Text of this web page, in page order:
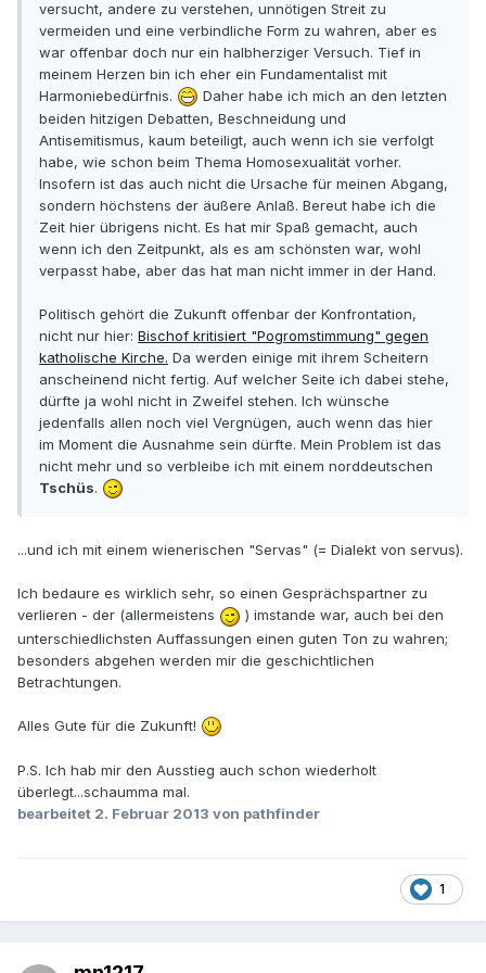
versucht, andere zu verstehen, unnötigen Streit zu
vermeiden und eine verbindliche Form zu wahren, aber es
war offenbar doch nur ein halbherziger Versuch. Tief in
meinem Herzen bin ich eher ein Fundamentalist mit
Harmoniebedürfnis.
Daher habe ich mich an den letzten
beiden hitzigen Debatten, Beschneidung und
Antisemitismus, kaum beteiligt, auch wenn ich sie verfolgt
habe, wie schon beim Thema Homosexualität vorher.
Insofern ist das auch nicht die Ursache für meinen Abgang,
sondern höchstens der äußere Anlaß. Bereut habe ich die
Zeit hier übrigens nicht. Es hat mir Spaß gemacht, auch
wenn ich den Zeitpunkt, als es am schönsten war, wohl
verpasst habe, aber das hat man nicht immer in der Hand.
Politisch gehört die Zukunft offenbar der Konfrontation,
nicht nur hier: Bischof kritisiert "Pogromstimmung" gegen
katholische Kirche. Da werden einige mit ihrem Scheitern
anscheinend nicht fertig. Auf welcher Seite ich dabei stehe,
dürfte ja wohl nicht in Zweifel stehen. Ich wünsche
jedenfalls allen noch viel Vergnügen, auch wenn das hier
im Moment die Ausnahme sein dürfte. Mein Problem ist das
nicht mehr und so verbleibe ich mit einem norddeutschen
Tschüs.
...und ich mit einem wienerischen "Servas" (= Dialekt von servus).
Ich bedaure es wirklich sehr, so einen Gesprächspartner zu
verlieren - der (allermeistens
) imstande war, auch bei den
unterschiedlichsten Auffassungen einen guten Ton zu wahren;
besonders abgehen werden mir die geschichtlichen
Betrachtungen.
Alles Gute für die Zukunft!
P.S. Ich hab mir den Ausstieg auch schon wiederholt
überlegt...schaumma mal.
bearbeitet 2. Februar 2013 von pathfinder
1